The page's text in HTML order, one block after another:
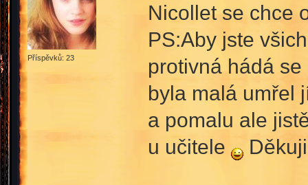
Příspěvků: 23
Nicollet se chce
PS:Aby jste
protivná hádá
byla malá umřel
a pomalu ale
u učitele